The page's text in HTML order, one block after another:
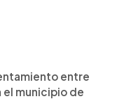
entre
el municipio de